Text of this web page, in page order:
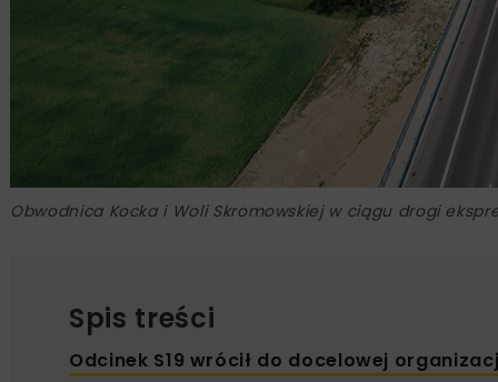
Obwodnica Kocka i Woli Skromowskiej w ciągu drogi
Spis treści
Odcinek S19 wrócił do docelowej